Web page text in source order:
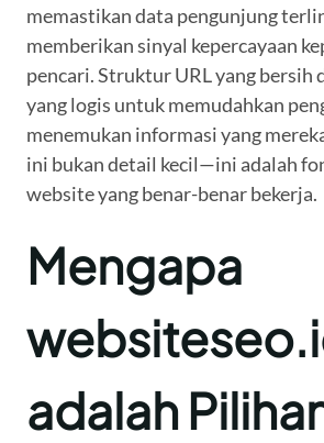
memastikan data pengunjung
memberikan sinyal kepercayaan
pencari. Struktur URL yang bersih
yang logis untuk memudahkan
menemukan informasi yang
ini bukan detail kecil—ini adalah
website yang benar-benar bekerja.
Mengapa
adalah